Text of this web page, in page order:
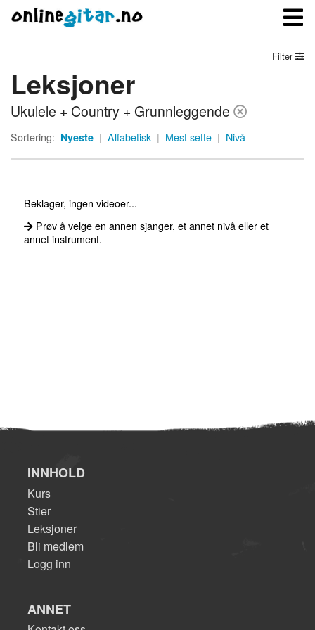
Meny
Logg inn
Filter
Leksjoner
Ukulele + Country + Grunnleggende
Sortering: Nyeste | Alfabetisk | Mest sette | Nivå
Beklager, ingen videoer...
Prøv å velge en annen sjanger, et annet nivå eller et
annet instrument.
INNHOLD
Kurs
Stier
Leksjoner
Bli medlem
Logg inn
ANNET